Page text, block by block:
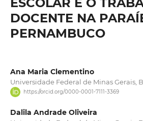
DOCENTE NA
PERNAMBUCO
Ana Maria Clementino
Universidade Federal de Minas Gerais,
https://orcid.org/0000-0001-7111-3369
Dalila Andrade Oliveira